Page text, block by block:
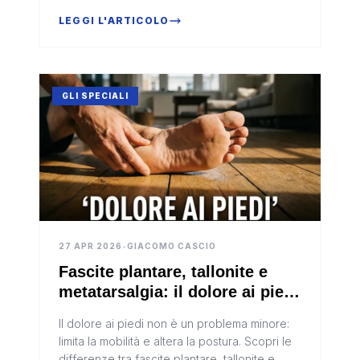
come riconoscerlo e quando intervenire.
LEGGI L'ARTICOLO
GLI SPECIALI
27 APR 2026 •GIACOMO CASCIO
Fascite plantare, tallonite e
metatarsalgia: il dolore ai piedi
quotidiana
Il dolore ai piedi non è un problema minore:
limita la mobilità e altera la postura. Scopri le